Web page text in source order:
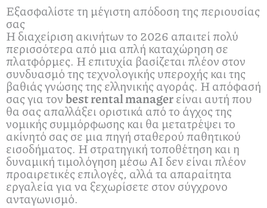
Εξασφαλίστε τη μέγιστη απόδοση της περιουσίας
σας
Η διαχείριση ακινήτων το 2026 απαιτεί πολύ
περισσότερα από μια απλή καταχώρηση σε
πλατφόρμες. Η επιτυχία βασίζεται πλέον στον
συνδυασμό της τεχνολογικής υπεροχής και της
βαθιάς γνώσης της ελληνικής αγοράς. Η απόφασή
σας για τον best rental managerείναι αυτή που
θα σας απαλλάξει οριστικά από το άγχος της
νομικής συμμόρφωσης και θα μετατρέψει το
ακίνητό σας σε μια πηγή σταθερού παθητικού
εισοδήματος. Η στρατηγική τοποθέτηση και η
δυναμική τιμολόγηση μέσω AI δεν είναι πλέον
προαιρετικές επιλογές, αλλά τα απαραίτητα
εργαλεία για να ξεχωρίσετε στον σύγχρονο
ανταγωνισμό.